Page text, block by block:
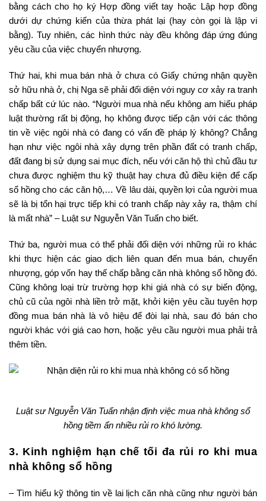
bằng cách cho họ ký Hợp đồng viết tay hoặc Lập hợp đồng
dưới dự chứng kiến của thừa phát lại (hay còn gọi là lập vi
bằng). Tuy nhiên, các hình thức này đều không đáp ứng đúng
yêu cầu của việc chuyển nhượng.
Thứ hai, khi mua bán nhà ở chưa có Giấy chứng nhận quyền
sở hữu nhà ở, chị Nga sẽ phải đối diện với nguy cơ xảy ra tranh
chấp bất cứ lúc nào. “Người mua nhà nếu không am hiểu pháp
luật thường rất bị động, họ không được tiếp cận với các thông
tin về việc ngôi nhà có đang có vấn đề pháp lý không? Chẳng
hạn như việc ngôi nhà xây dựng trên phần đất có tranh chấp,
đất đang bị sử dụng sai mục đích, nếu với căn hộ thì chủ đầu tư
chưa được nghiệm thu kỹ thuật hay chưa đủ điều kiện để cấp
sổ hồng cho các căn hộ,… Về lâu dài, quyền lợi của người mua
sẽ là bị tổn hại trực tiếp khi có tranh chấp này xảy ra, thậm chí
là mất nhà” – Luật sư Nguyễn Văn Tuấn cho biết.
Thứ ba, người mua có thể phải đối diện với những rủi ro khác
khi thực hiện các giao dịch liên quan đến mua bán, chuyển
nhượng, góp vốn hay thế chấp bằng căn nhà không sổ hồng đó.
Cũng không loại trừ trường hợp khi giá nhà có sự biến động,
chủ cũ của ngôi nhà liền trở mặt, khởi kiện yêu cầu tuyên hợp
đồng mua bán nhà là vô hiệu để đòi lại nhà, sau đó bán cho
người khác với giá cao hơn, hoặc yêu cầu người mua phải trả
thêm tiền.
Luật sư Nguyễn Văn Tuấn nhận định việc mua nhà không sổ
hồng tiềm ẩn nhiều rủi ro khó lường.
3. Kinh nghiệm hạn chế tối đa rủi ro khi mua
nhà không sổ hồng
– Tìm hiểu kỹ thông tin về lai lịch căn nhà cũng như người bán